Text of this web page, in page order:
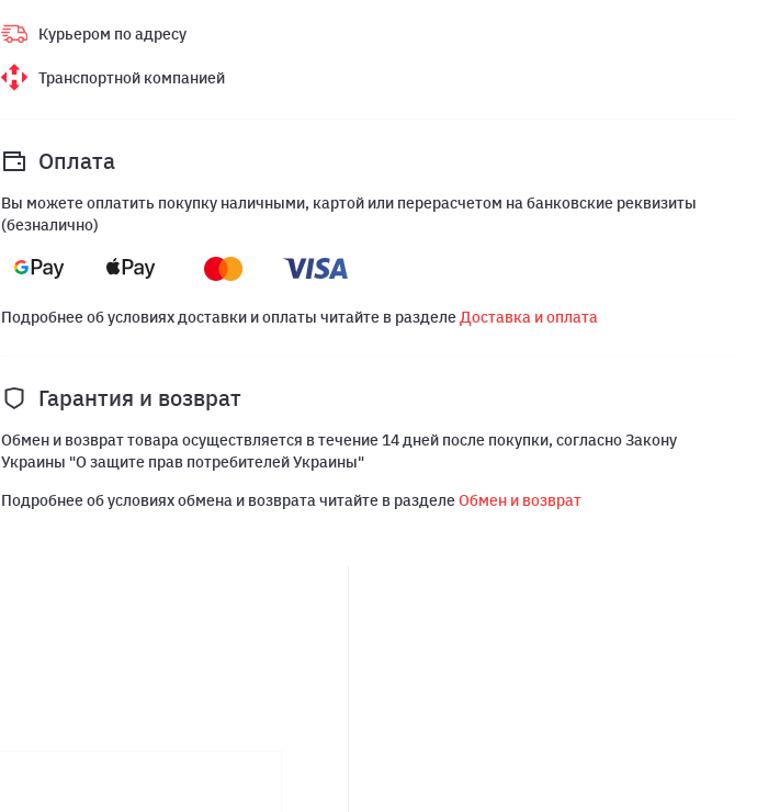
Курьером по адресу
Транспортной компанией
Оплата
Вы можете оплатить покупку наличными, картой или перерасчетом на банковские реквизиты
(безналично)
Подробнее об условиях доставки и оплаты читайте в разделеДоставка и оплата
Гарантия и возврат
Обмен и возврат товара осуществляется в течение 14 дней после покупки, согласно Закону
Украины "О защите прав потребителей Украины"
Подробнее об условиях обмена и возврата читайте в разделеОбмен и возврат